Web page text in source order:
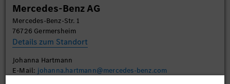
Mercedes-Benz AG
Mercedes-Benz-Str. 1
76726 Germersheim
Details zum Standort
Johanna Hartmann
E-Mail: johanna.hartmann@mercedes-benz.com